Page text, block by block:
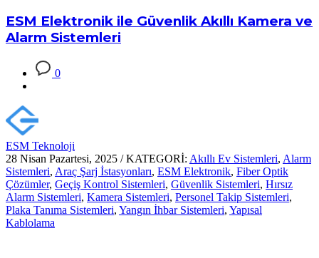
ESM Elektronik ile Güvenlik Akıllı Kamera ve
Alarm Sistemleri
0
ESM Teknoloji
28 Nisan Pazartesi, 2025 / KATEGORİ: Akıllı Ev Sistemleri, Alarm
Sistemleri, Araç Şarj İstasyonları, ESM Elektronik, Fiber Optik
Çözümler, Geçiş Kontrol Sistemleri, Güvenlik Sistemleri, Hırsız
Alarm Sistemleri, Kamera Sistemleri, Personel Takip Sistemleri,
Plaka Tanıma Sistemleri, Yangın İhbar Sistemleri, Yapısal
Kablolama